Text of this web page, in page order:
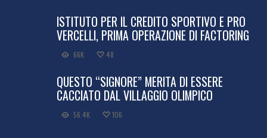
ISTITUTO PER IL CREDITO SPORTIVO E PRO
VERCELLI, PRIMA OPERAZIONE DI FACTORING
66K 48
QUESTO “SIGNORE” MERITA DI ESSERE
CACCIATO DAL VILLAGGIO OLIMPICO
56.4K 106